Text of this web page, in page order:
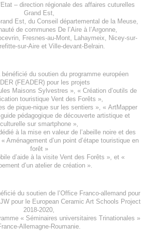
Etat – direction régionale des affaires cuturelles
Grand Est,
Est, du Conseil départemental de la Meuse,
de communes De l’Aire à l’Argonne,
Fresnes-au-Mont Lahaymeix
Nicey-sur-
sur-Aireet Ville-devant-Belrain.
du soutien du programme européen
(FEADER) pour les projets
Maisons Sylvestres », « Création d’outils de
touristique Vent des Forêts »,
de pique-nique sur les sentiers », « ArtMapper
pédagogique de découverte artistique et
culturelle sur smartphone »,
à la mise en valeur de l’abeille noire et des
« Aménagement d’un point d’étape touristique en
forêt»
d’aide à la visite Vent des Forêts », et «
d’un atelier de création».
du soutien de l’Office Franco-allemand pour
pour leEuropean Ceramic Art Schools Project
2018-2020
« Séminaires universitaires Trinationales »
Allemagne-Roumanie.